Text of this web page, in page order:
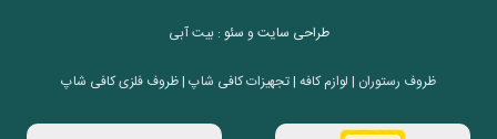
طراحی سایت و سئو : بیت آبی
ظروف رستوران | لوازم کافه | تجهیزات کافی شاپ | ظروف فلزی کافی شاپ